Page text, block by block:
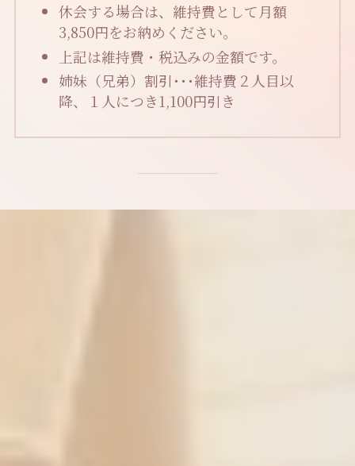
休会する場合は、維持費として月額
3,850円をお納めください。
上記は維持費・税込みの金額です。
姉妹（兄弟）割引･･･維持費２人目以
降、１人につき1,100円引き